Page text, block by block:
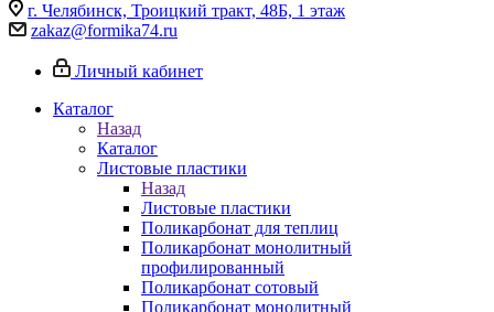
г. Челябинск, Троицкий тракт, 48Б, 1 этаж
zakaz@formika74.ru
Личный кабинет
Каталог
Назад
Каталог
Листовые пластики
Назад
Листовые пластики
Поликарбонат для теплиц
Поликарбонат монолитный
профилированный
Поликарбонат сотовый
Поликарбонат монолитный